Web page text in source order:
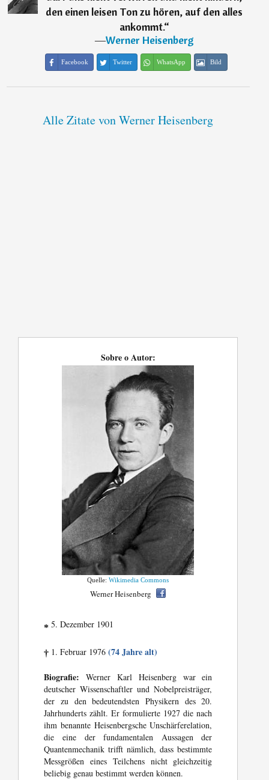
den einen leisen Ton zu hören, auf den alles
ankommt.“
―Werner Heisenberg
Facebook Twitter WhatsApp Bild
Alle Zitate von Werner Heisenberg
Sobre o Autor:
Quelle:Wikimedia Commons
Werner Heisenberg
* 5. Dezember 1901
† 1. Februar 1976(74 Jahre alt)
Biografie: Werner Karl Heisenberg war ein
deutscher Wissenschaftler und Nobelpreisträger,
der zu den bedeutendsten Physikern des 20.
Jahrhunderts zählt. Er formulierte 1927 die nach
ihm benannte Heisenbergsche Unschärferelation,
die eine der fundamentalen Aussagen der
Quantenmechanik trifft nämlich, dass bestimmte
Messgrößen eines Teilchens nicht gleichzeitig
beliebig genau bestimmt werden können.